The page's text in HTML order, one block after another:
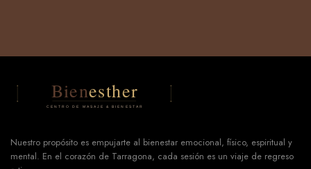
Nuestro propósito es empujarte al bienestar emocional, físico, espiritual y
mental. En el corazón de Tarragona, cada sesión es un viaje de regreso